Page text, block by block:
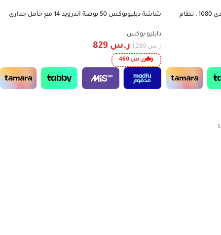
شاشة دبليوبوكس 50 بوصة فل اتش دي 1080 ، نظام
-36%
شاشة دبليوبوكس 50 بوصة اندرويد 14 مع حامل جداري
دابليو بوكس
ر.س 1,289 ر.س 829
وفرر.س